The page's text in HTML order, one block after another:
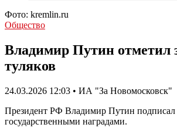
Фото: kremlin.ru
Общество
Владимир Путин отметил
туляков
24.03.2026 12:03 • ИА "За Новомосковск"
Президент РФ Владимир Путин подписал
государственными наградами.